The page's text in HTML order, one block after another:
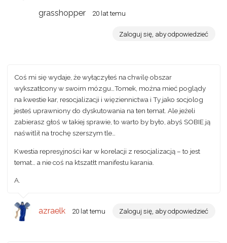
grasshopper 20 lat temu
Zaloguj się, aby odpowiedzieć
Coś mi się wydaje, że wyłączyłeś na chwilę obszar
wykszatłcony w swoim mózgu…Tomek, można mieć poglądy
na kwestie kar, resocjalizacji i więziennictwa i Ty jako socjolog
jesteś uprawniony do dyskutowania na ten temat. Ale jeżeli
zabierasz głoś w takiej sprawie, to warto by było, abyś SOBIE ją
naświtlił na trochę szerszym tle…
Kwestia represyjności kar w korelacji z resocjalizacją – to jest
temat… a nie coś na ktszatłt manifestu karania.
A.
azraelk 20 lat temu Zaloguj się, aby odpowiedzieć